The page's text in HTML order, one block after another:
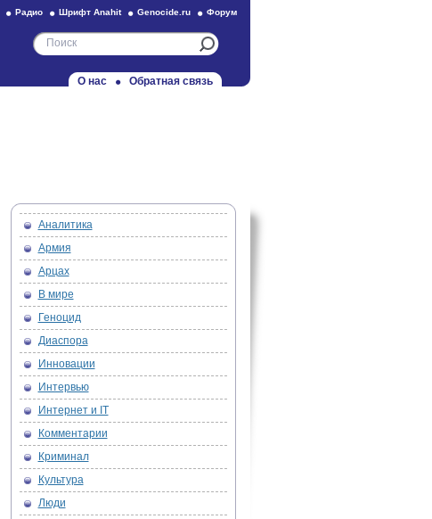
Радио Шрифт Anahit Genocide.ru Форум
О нас Обратная связь
Аналитика
Армия
Арцах
В мире
Геноцид
Диаспора
Инновации
Интервью
Интернет и IT
Комментарии
Криминал
Культура
Люди